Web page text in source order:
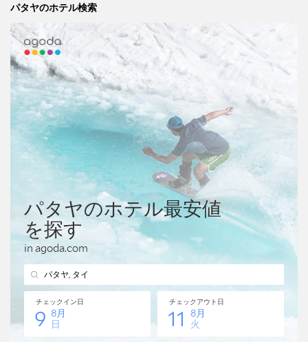
パタヤのホテル検索